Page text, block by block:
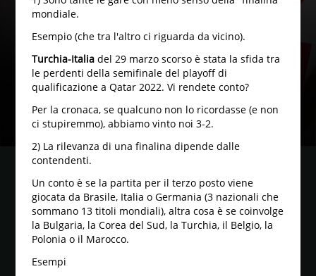
mondiale.
Esempio (che tra l'altro ci riguarda da vicino).
Turchia-Italiadel 29 marzo scorso è stata la sfida tra
le perdenti della semifinale del playoff di
qualificazione a Qatar 2022. Vi rendete conto?
Per la cronaca, se qualcuno non lo ricordasse (e non
ci stupiremmo), abbiamo vinto noi 3-2.
2) La rilevanza di una finalina dipende dalle
contendenti.
Un conto è se la partita per il terzo posto viene
giocata da Brasile, Italia o Germania (3 nazionali che
sommano 13 titoli mondiali), altra cosa è se coinvolge
la Bulgaria, la Corea del Sud, la Turchia, il Belgio, la
Polonia o il Marocco.
Esempi